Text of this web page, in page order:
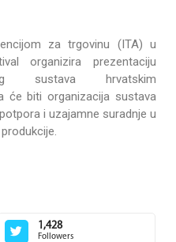
za trgovinu (ITA) u
organizira prezentaciju
sustava hrvatskim
će biti organizacija sustava
i uzajamne suradnje u
1,428
Followers